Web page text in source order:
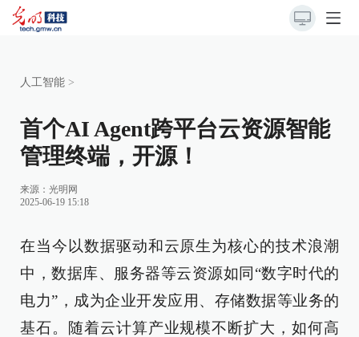
人工智能 >
首个AI Agent跨平台云资源智能
管理终端，开源！
来源：光明网
2025-06-19 15:18
在当今以数据驱动和云原生为核心的技术浪潮
中，数据库、服务器等云资源如同“数字时代的
电力”，成为企业开发应用、存储数据等业务的
基石。随着云计算产业规模不断扩大，如何高